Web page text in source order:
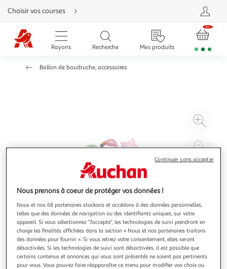
Aller
directement
au
contenu
Aller
directement
Aller
Choisir vos courses
Rayons Recherche Mes produits
Ballon de baudruche, accessoires
à
Illustration
précédente
Illustration
suivante
Nous prenons à coeur de protéger vos données !
Nous et nos 68 partenaires stockons et accédons à des données personnelles,
telles que des données de navigation ou des identifiants uniques, sur votre
appareil. Si vous sélectionnez "J'accepte", les technologies de suivi prendront en
charge les finalités affichées dans la section « Nous et nos partenaires traitons
des données pour fournir ». Si vous retirez votre consentement, elles seront
désactivées. Si les technologies de suivi sont désactivées, il est possible que
certains contenus et annonces qui vous sont présentés ne soient pas pertinents
pour vous. Vous pouvez faire réapparaître ce menu pour modifier vos choix ou
Continuer sans accepter